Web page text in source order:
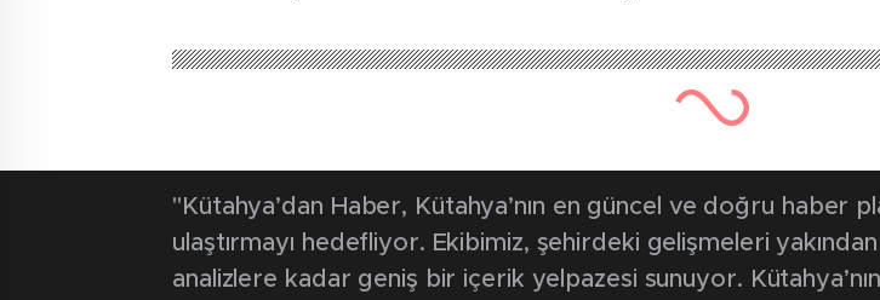
"Kütahya’dan Haber, Kütahya’nın en güncel ve doğru
ulaştırmayı hedefliyor. Ekibimiz, şehirdeki gelişmeleri
analizlere kadar geniş bir içerik yelpazesi sunuyor.